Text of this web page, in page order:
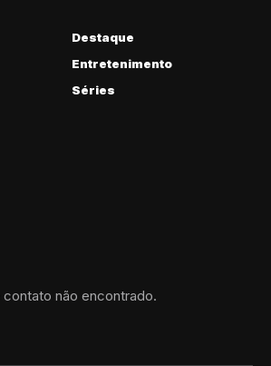
Destaque
Entretenimento
Séries
contato não encontrado.